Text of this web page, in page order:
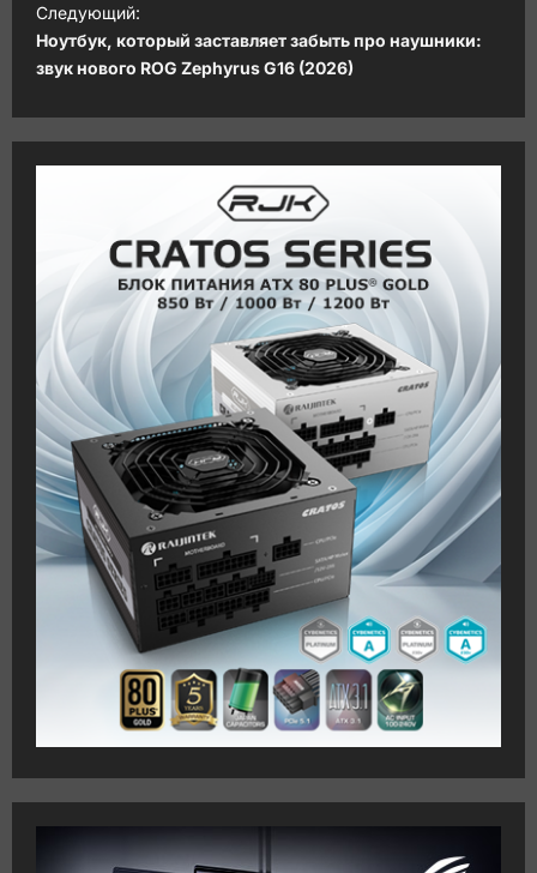
г
а
я
с
и
Следующий:
Ноутбук, который заставляет забыть про наушники:
звук нового ROG Zephyrus G16 (2026)